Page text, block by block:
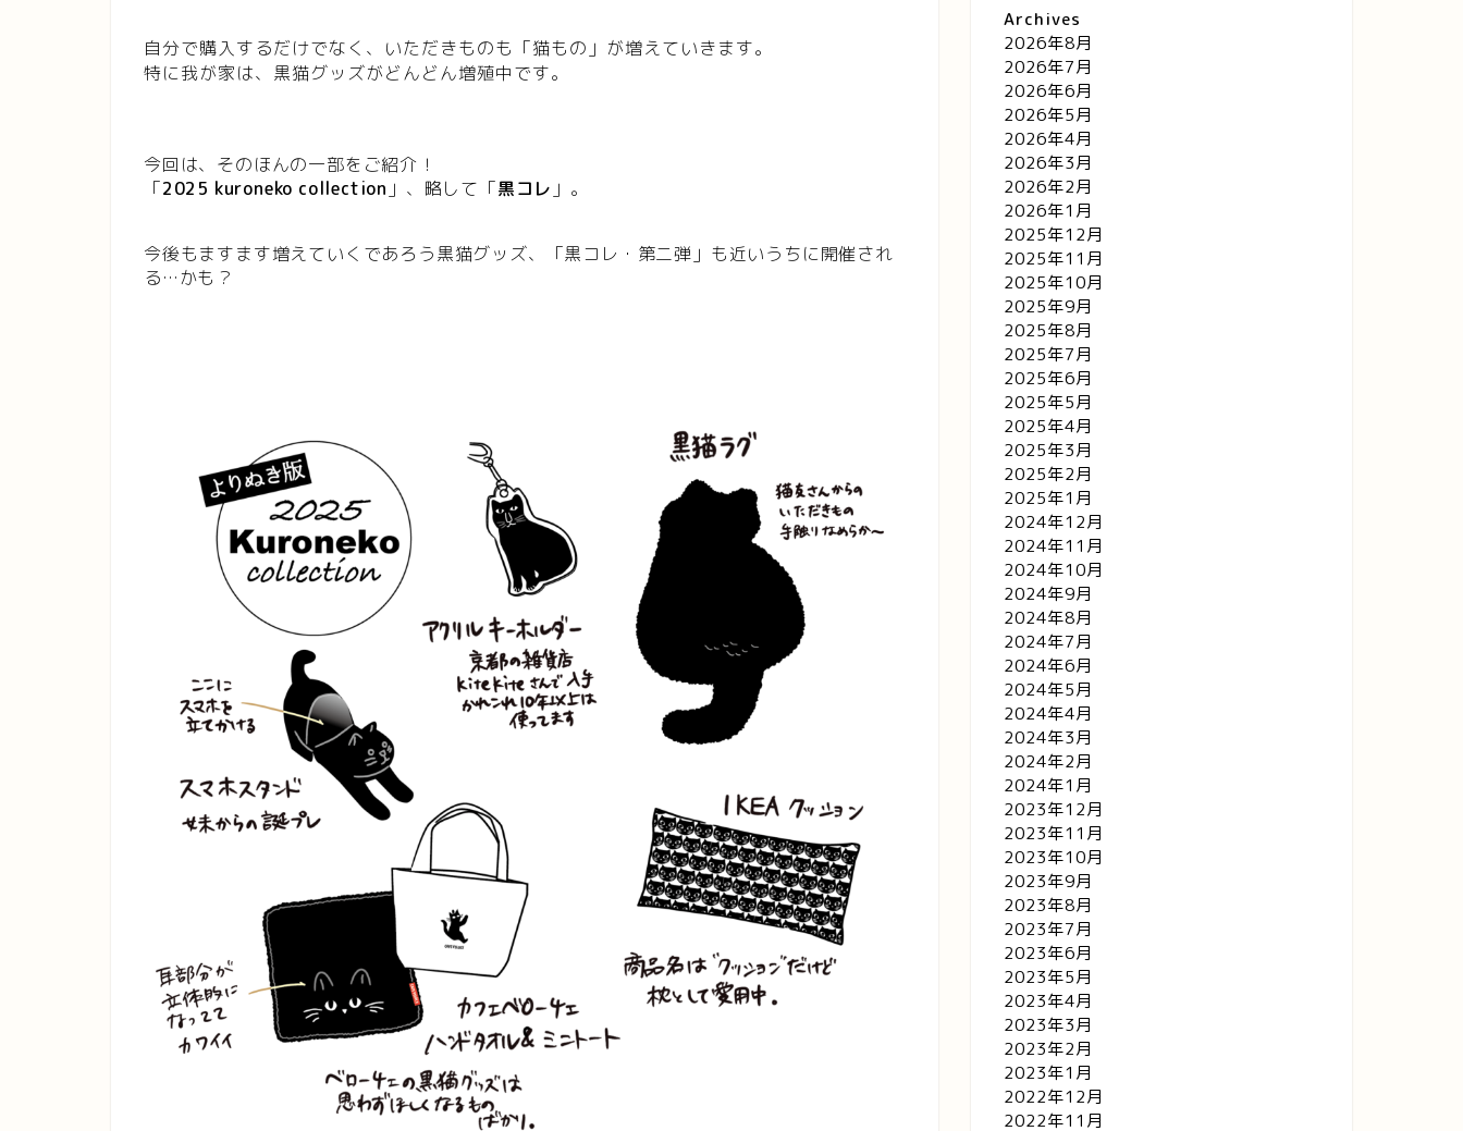
自分で購入するだけでなく、いただきものも「猫もの」が増えていきます。
特に我が家は、黒猫グッズがどんどん増殖中です。
今回は、そのほんの一部をご紹介！
「2025 kuroneko collection 」、略して「黒コレ 」。
今後もますます増えていくであろう黒猫グッズ、「黒コレ・第二弾」も近いうちに開催され
る…かも？
Archives
2026年8月
2026年7月
2026年6月
2026年5月
2026年4月
2026年3月
2026年2月
2026年1月
2025年12月
2025年11月
2025年10月
2025年9月
2025年8月
2025年7月
2025年6月
2025年5月
2025年4月
2025年3月
2025年2月
2025年1月
2024年12月
2024年11月
2024年10月
2024年9月
2024年8月
2024年7月
2024年6月
2024年5月
2024年4月
2024年3月
2024年2月
2024年1月
2023年12月
2023年11月
2023年10月
2023年9月
2023年8月
2023年7月
2023年6月
2023年5月
2023年4月
2023年3月
2023年2月
2023年1月
2022年12月
2022年11月